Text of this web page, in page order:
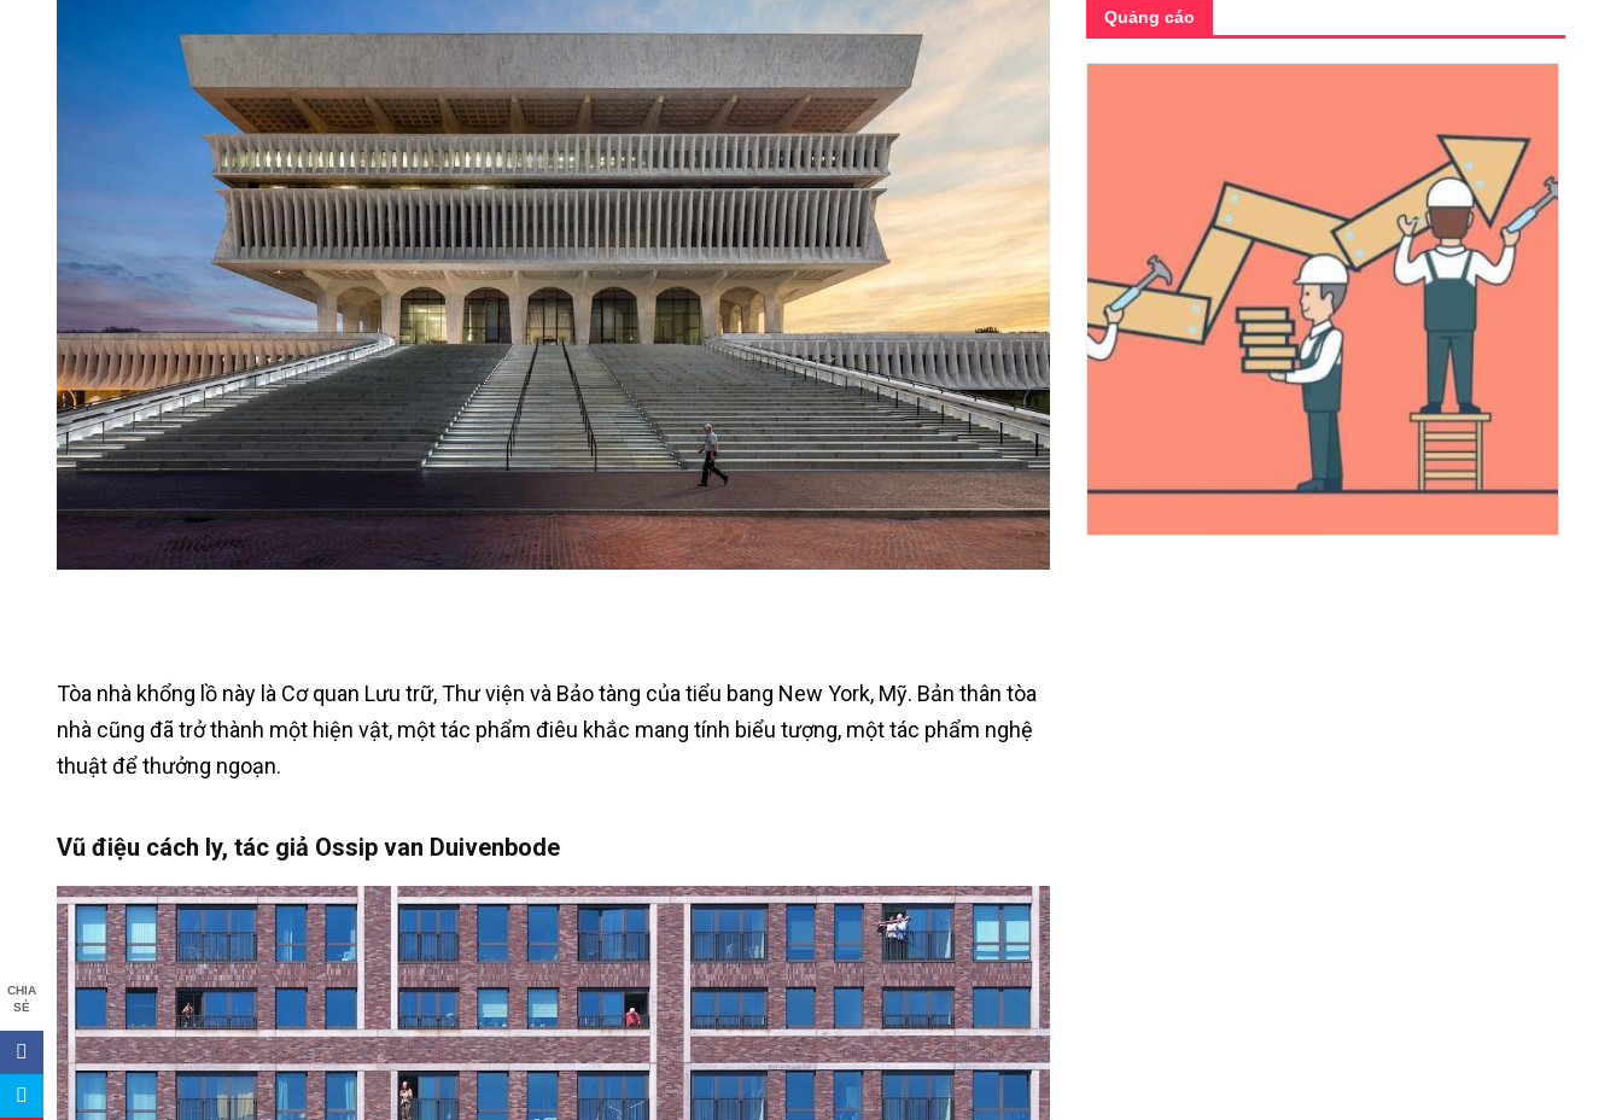
CHIA
SẺ
Tòa nhà khổng lồ này là Cơ quan Lưu trữ, Thư viện và Bảo tàng của tiểu bang New York, Mỹ. Bản thân tòa
nhà cũng đã trở thành một hiện vật, một tác phẩm điêu khắc mang tính biểu tượng, một tác phẩm nghệ
thuật để thưởng ngoạn.
Vũ điệu cách ly, tác giả Ossip van Duivenbode
Quảng cáo